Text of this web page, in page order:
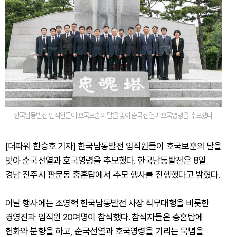
한국남동발전 임직원들이 호국보훈의 달을 맞아 순국선열과 호국영령을 추모했다.
[더파워 한승호 기자] 한국남동발전 임직원들이 호국보훈의 달을
맞아 순국선열과 호국영령을 추모했다. 한국남동발전은 8일
경남 진주시 판문동 충혼탑에서 추모 행사를 진행했다고 밝혔다.
이날 행사에는 조영혁 한국남동발전 사장 직무대행을 비롯한
경영진과 임직원 20여명이 참석했다. 참석자들은 충혼탑에
헌화와 분향을 하고, 순국선열과 호국영령을 기리는 묵념을